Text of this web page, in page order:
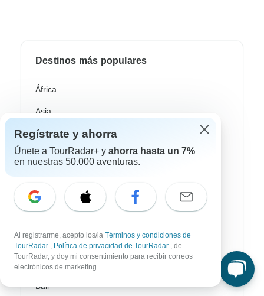
Destinos más populares
África
Asia
Australia / Oceanía
Europa
América del Sur
Marruecos
Sudáfrica
Bali
Regístrate y ahorra
Únete a TourRadar+ y ahorra hasta un 7%
en nuestras 50.000 aventuras.
Al registrarme, acepto los/la Términos y condiciones de
TourRadar , Política de privacidad de TourRadar , de
TourRadar, y doy mi consentimiento para recibir correos
electrónicos de marketing.